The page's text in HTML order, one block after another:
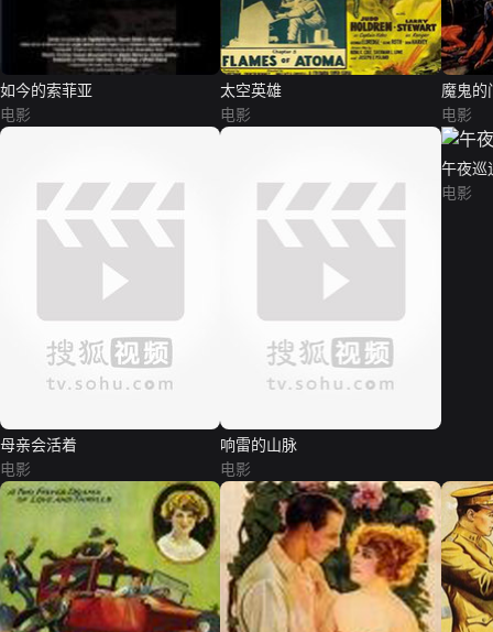
如今的索菲亚
电影
太空英雄
电影
魔鬼的
电影
母亲会活着
电影
响雷的山脉
电影
午夜巡
电影